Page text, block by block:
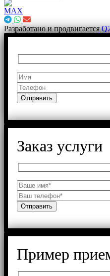
Разработано и продвигается
Заказ услуги
Пример